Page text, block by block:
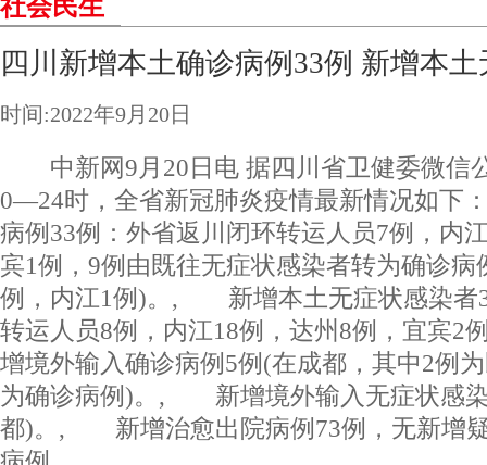
社会民生
四川新增本土确诊病例33例 新增本
时间:2022年9月20日
中新网9月20日电 据四川省卫健委微信
0—24时，全省新冠肺炎疫情最新情况如
病例33例：外省返川闭环转运人员7例，内
宾1例，9例由既往无症状感染者转为确诊病
例，内江1例)。, 新增本土无症状感染者
转运人员8例，内江18例，达州8例，宜
增境外输入确诊病例5例(在成都，其中2例
为确诊病例)。, 新增境外输入无症状感
都)。, 新增治愈出院病例73例，无新增